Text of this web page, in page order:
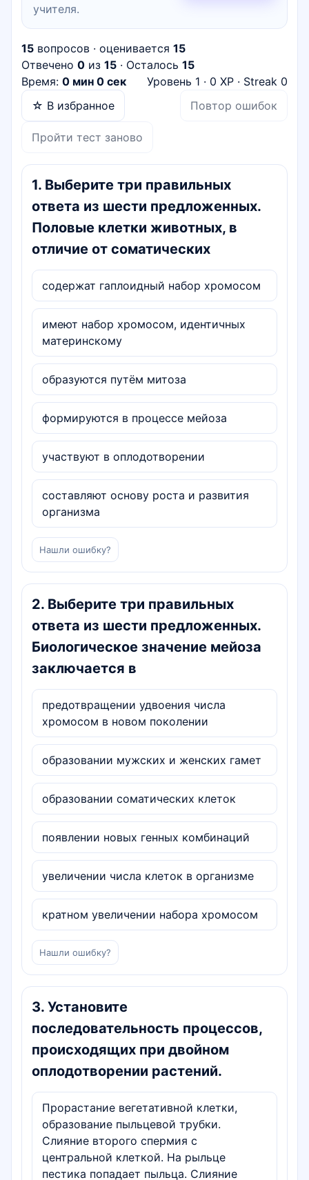
учителя.
15 вопросов · оценивается 15
Отвечено 0 из 15 · Осталось 15
Время: 0 мин 0 сек Уровень 1 · 0 XP · Streak 0
☆ В избранное
Повтор ошибок
Пройти тест заново
1. Выберите три правильных
ответа из шести предложенных.
Половые клетки животных, в
отличие от соматических
содержат гаплоидный набор хромосом
имеют набор хромосом, идентичных
материнскому
образуются путём митоза
формируются в процессе мейоза
участвуют в оплодотворении
составляют основу роста и развития
организма
Нашли ошибку?
2. Выберите три правильных
ответа из шести предложенных.
Биологическое значение мейоза
заключается в
предотвращении удвоения числа
хромосом в новом поколении
образовании мужских и женских гамет
образовании соматических клеток
появлении новых генных комбинаций
увеличении числа клеток в организме
кратном увеличении набора хромосом
Нашли ошибку?
3. Установите
последовательность процессов,
происходящих при двойном
оплодотворении растений.
Прорастание вегетативной клетки,
образование пыльцевой трубки.
Слияние второго спермия с
центральной клеткой. На рыльце
пестика попадает пыльца. Слияние